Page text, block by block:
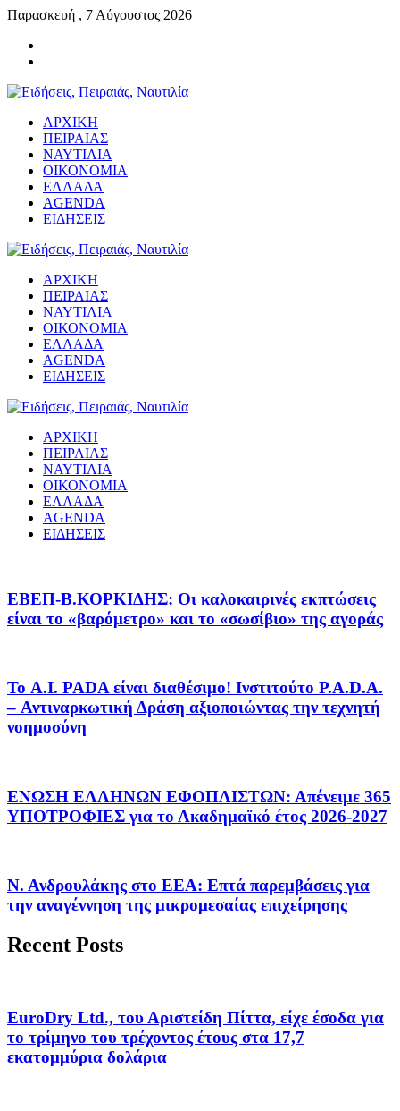
Παρασκευή , 7 Αύγουστος 2026
ΑΡΧΙΚΗ
ΠΕΙΡΑΙΑΣ
ΝΑΥΤΙΛΙΑ
ΟΙΚΟΝΟΜΙΑ
ΕΛΛΑΔΑ
AGENDA
ΕΙΔΗΣΕΙΣ
ΑΡΧΙΚΗ
ΠΕΙΡΑΙΑΣ
ΝΑΥΤΙΛΙΑ
ΟΙΚΟΝΟΜΙΑ
ΕΛΛΑΔΑ
AGENDA
ΕΙΔΗΣΕΙΣ
ΑΡΧΙΚΗ
ΠΕΙΡΑΙΑΣ
ΝΑΥΤΙΛΙΑ
ΟΙΚΟΝΟΜΙΑ
ΕΛΛΑΔΑ
AGENDA
ΕΙΔΗΣΕΙΣ
EΒΕΠ-Β.ΚΟΡΚΙΔΗΣ: Οι καλοκαιρινές εκπτώσεις
είναι το «βαρόμετρο» και το «σωσίβιο» της αγοράς
Το A.I. PADA είναι διαθέσιμο! Ινστιτούτο P.A.D.A.
– Αντιναρκωτική Δράση αξιοποιώντας την τεχνητή
νοημοσύνη
ΕΝΩΣΗ ΕΛΛΗΝΩΝ ΕΦΟΠΛΙΣΤΩΝ: Απένειμε 365
ΥΠΟΤΡΟΦΙΕΣ για το Ακαδημαϊκό έτος 2026-2027
Ν. Ανδρουλάκης στο ΕΕΑ: Επτά παρεμβάσεις για
την αναγέννηση της μικρομεσαίας επιχείρησης
Recent Posts
EuroDry Ltd., του Αριστείδη Πίττα, είχε έσοδα για
το τρίμηνο του τρέχοντος έτους στα 17,7
εκατομμύρια δολάρια